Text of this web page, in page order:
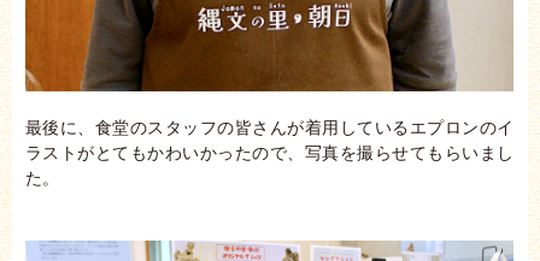
最後に、食堂のスタッフの皆さんが着用しているエプロンのイ
ラストがとてもかわいかったので、写真を撮らせてもらいまし
た。